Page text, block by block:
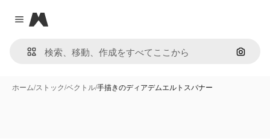
Close menu
Magnific
画像で
ホーム/ストック/ベクトル/手描きのディアデムエルトスバナー